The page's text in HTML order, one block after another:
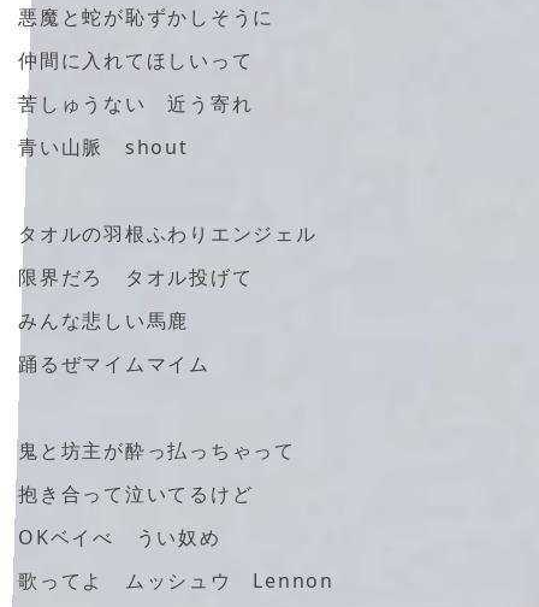
悪魔と蛇が恥ずかしそうに
仲間に入れてほしいって
苦しゅうない 近う寄れ
青い山脈 shout
タオルの羽根ふわりエンジェル
限界だろ タオル投げて
みんな悲しい馬鹿
踊るぜマイムマイム
鬼と坊主が酔っ払っちゃって
抱き合って泣いてるけど
OKベイべ うい奴め
歌ってよ ムッシュウ Lennon